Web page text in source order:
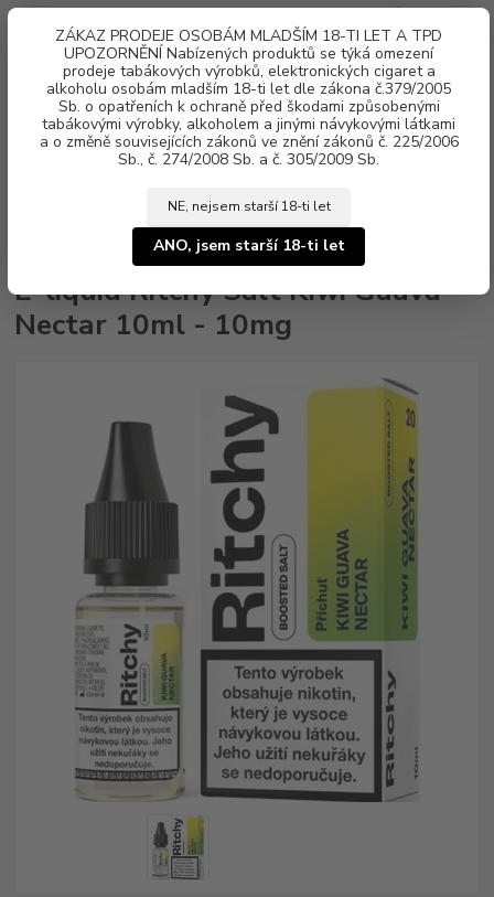
ZÁKAZ PRODEJE OSOBÁM MLADŠÍM 18-TI LET A TPD
UPOZORNĚNÍ Nabízených produktů se týká omezení
prodeje tabákových výrobků, elektronických cigaret a
alkoholu osobám mladším 18-ti let dle zákona č.379/2005
Sb. o opatřeních k ochraně před škodami způsobenými
tabákovými výrobky, alkoholem a jinými návykovými látkami
a o změně souvisejících zákonů ve znění zákonů č. 225/2006
Sb., č. 274/2008 Sb. a č. 305/2009 Sb.
NE, nejsem starší 18-ti let
ANO, jsem starší 18-ti let
Menu
za0 Kč
Kiwi Guava Nectar 10ml - 10mg
E-liquid Ritchy Salt Kiwi Guava
Nectar 10ml - 10mg